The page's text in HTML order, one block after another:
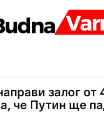
залог от
че Путин ще